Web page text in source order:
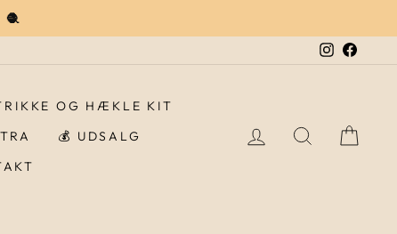
🧶
OG HÆKLE KIT
💰 UDSALG
LOG INDSØG